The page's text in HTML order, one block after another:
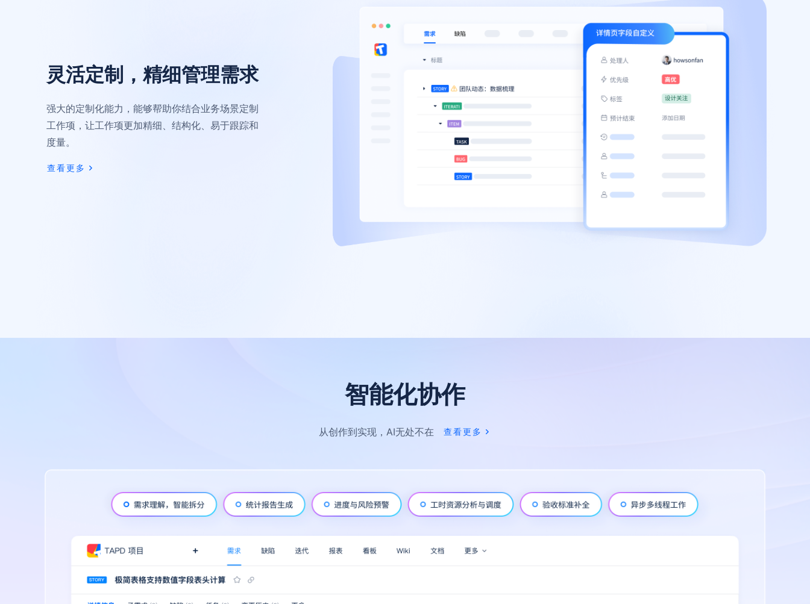
灵活定制，精细管理需求
强大的定制化能力，能够帮助你结合业务场景定制
工作项，让工作项更加精细、结构化、易于跟踪和
度量。
查看更多
智能化协作
从创作到实现，AI无处不在 查看更多